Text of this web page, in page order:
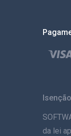
da lei